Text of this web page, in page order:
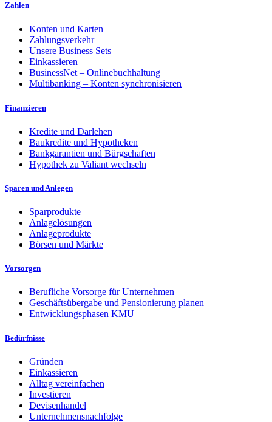
Zahlen
Konten und Karten
Zahlungsverkehr
Unsere Business Sets
Einkassieren
BusinessNet – Onlinebuchhaltung
Multibanking – Konten synchronisieren
Finanzieren
Kredite und Darlehen
Baukredite und Hypotheken
Bankgarantien und Bürgschaften
Hypothek zu Valiant wechseln
Sparen und Anlegen
Sparprodukte
Anlagelösungen
Anlageprodukte
Börsen und Märkte
Vorsorgen
Berufliche Vorsorge für Unternehmen
Geschäftsübergabe und Pensionierung planen
Entwicklungsphasen KMU
Bedürfnisse
Gründen
Einkassieren
Alltag vereinfachen
Investieren
Devisenhandel
Unternehmensnachfolge